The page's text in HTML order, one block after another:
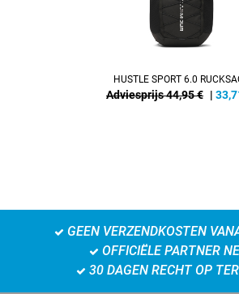
HUSTLE SPORT 6.0
Adviesprijs 44,95 € |
GEEN VERZENDKOSTEN
OFFICIËLE PARTNER
30 DAGEN RECHT OP